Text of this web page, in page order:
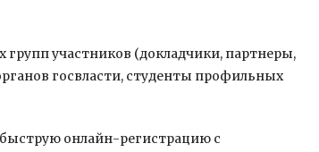
участников (докладчики, партнеры,
госвласти, студенты профильных
онлайн-регистрацию с